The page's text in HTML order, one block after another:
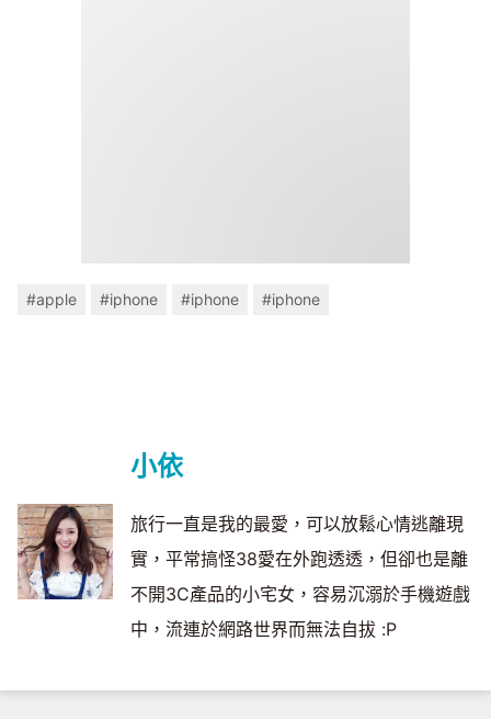
#apple #iphone #iphone #iphone
小依
旅行一直是我的最愛，可以放鬆心情逃離現
實，平常搞怪38愛在外跑透透，但卻也是離
不開3C產品的小宅女，容易沉溺於手機遊戲
中，流連於網路世界而無法自拔 :P